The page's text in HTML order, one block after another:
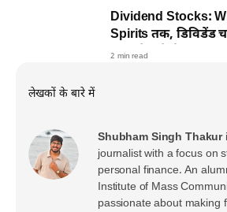
Dividend Stocks:
Spirits तक, डिविडेंड
खरीदने होंगे शेयर
2 min read
लेखकों के बारे में
Shubham Singh Thakur
journalist with a focus on
personal finance. An
Institute of Mass
passionate about making